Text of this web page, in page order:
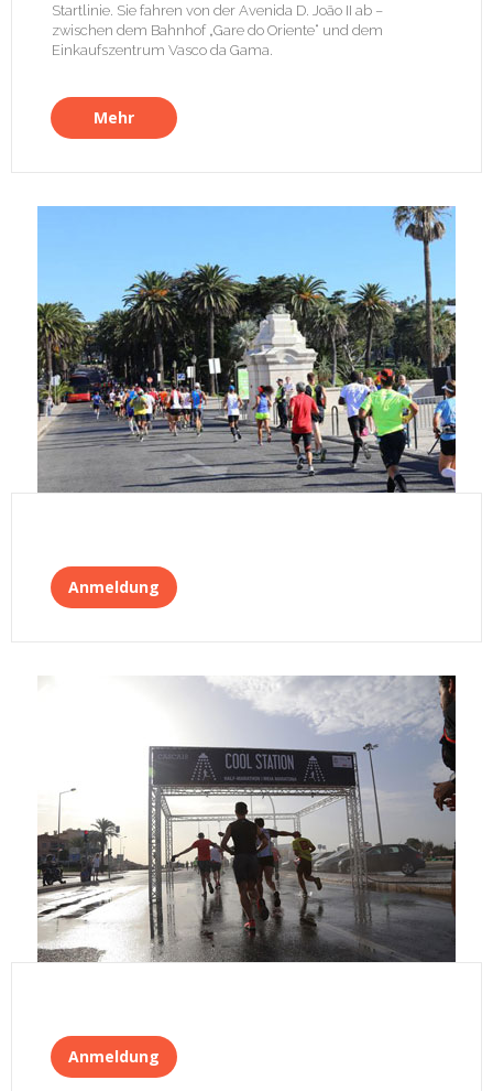
Startlinie. Sie fahren von der Avenida D. João II ab –
zwischen dem Bahnhof „Gare do Oriente“ und dem
Einkaufszentrum Vasco da Gama.
Mehr
Anmeldung
Anmeldung